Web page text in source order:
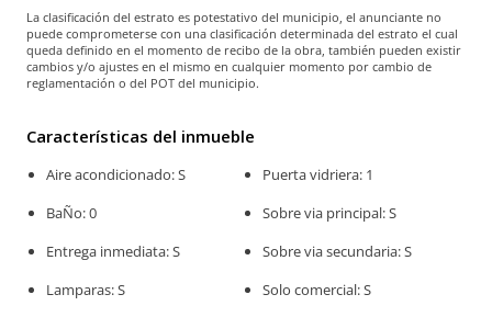
La clasificación del estrato es potestativo del municipio, el anunciante no
puede comprometerse con una clasificación determinada del estrato el cual
queda definido en el momento de recibo de la obra, también pueden existir
cambios y/o ajustes en el mismo en cualquier momento por cambio de
reglamentación o del POT del municipio.
Características del inmueble
Aire acondicionado: S
BaÑo: 0
Entrega inmediata: S
Lamparas: S
Puerta vidriera: 1
Sobre via principal: S
Sobre via secundaria: S
Solo comercial: S